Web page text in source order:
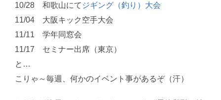
10/28 和歌山にて ジギング（釣り）大会
11/04 大阪キック空手大会
11/11 学年同窓会
11/17 セミナー出席（東京）
と…
こりゃ～毎週、何かのイベント事があるぞ（汗）